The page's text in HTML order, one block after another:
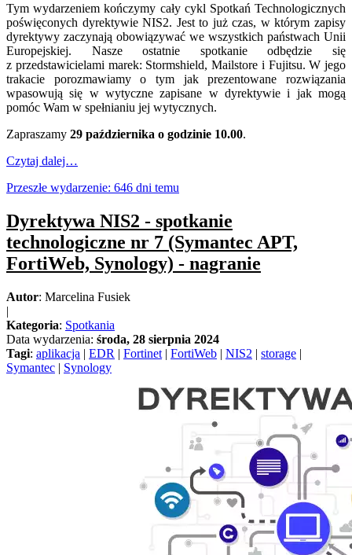
Tym wydarzeniem kończymy cały cykl Spotkań Technologicznych
poświęconych dyrektywie NIS2. Jest to już czas, w którym zapisy
dyrektywy zaczynają obowiązywać we wszystkich państwach Unii
Europejskiej. Nasze ostatnie spotkanie odbędzie się
z przedstawicielami marek: Stormshield, Mailstore i Fujitsu. W jego
trakacie porozmawiamy o tym jak prezentowane rozwiązania
wpasowują się w wytyczne zapisane w dyrektywie i jak mogą
pomóc Wam w spełnianiu jej wytycznych.
Zapraszamy 29 października o godzinie 10.00.
Czytaj dalej…
Przeszłe wydarzenie: 646 dni temu
Dyrektywa NIS2 - spotkanie
technologiczne nr 7 (Symantec APT,
FortiWeb, Synology) - nagranie
Autor: Marcelina Fusiek
|
Kategoria: Spotkania
Data wydarzenia: środa, 28 sierpnia 2024
Tagi: aplikacja | EDR | Fortinet | FortiWeb | NIS2 | storage |
Symantec | Synology